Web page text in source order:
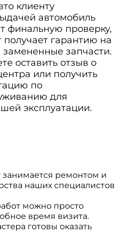
клиенту
автомобиль
финальную проверку,
получает гарантию на
замененные запчасти.
оставить отзыв о
или получить
по
для
эксплуатации.
ремонтом и
наших специалистов
можно просто
время визита.
готовы оказать